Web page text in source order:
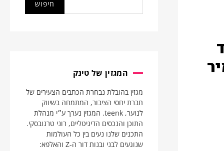
המגזין של טינק
מגזין בהובלת נבחרת הכתבים הצעירים של
חברת יחסי הציבור, המתמחה בשיווק
לנוער, teenk. המגזין נערך ע״י מנהלת
התוכן והנכסים הדיגיטליים, רוני טרנובסקי.
התכנים שלנו נעים בין כל העולמות
שנוגעים לבני ובנות דור ה-Z והאלפא: